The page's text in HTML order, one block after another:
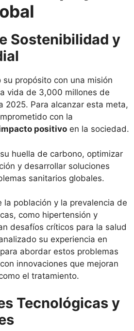
Sostenibilidad y
propósito con una misión
vida de 3,000 millones de
2025. Para alcanzar esta meta,
con la
positivo en la sociedad.
huella de carbono, optimizar
y desarrollar soluciones
sanitarios globales.
la población y la prevalencia de
como hipertensión y
desafíos críticos para la salud
su experiencia en
abordar estos problemas
innovaciones que mejoran
el tratamiento.
Tecnológicas y